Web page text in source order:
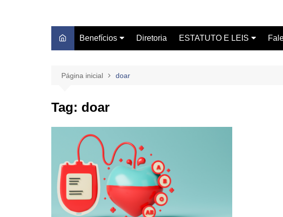
Benefícios
Blue Beach Thermas Park
Centro Médico Clube DS
Centro Universitário
Unifacvest
Consignado – Sicredi
Dentista do Sindicato
Farmácia de Manipulação
GBOEX – Previdência e
Seguros
Diretoria ESTATUTO E LEIS
Página inicial doar
Tag: doar